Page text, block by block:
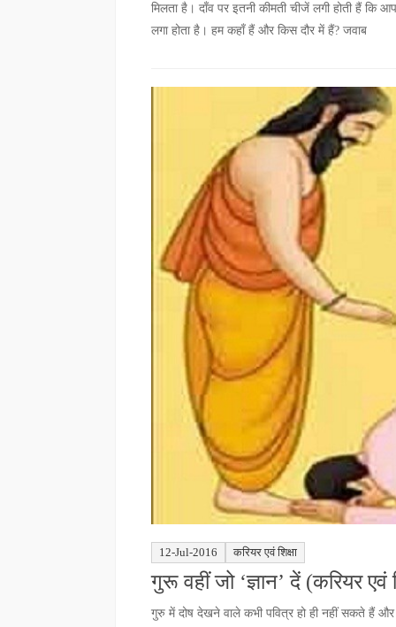
मिलता है। दाँव पर इतनी कीमती चीजें लगी होती हैं कि
लगा होता है। हम कहाँ हैं और किस दौर में हैं? जवाब
12-Jul-2016 करियर एवं शिक्षा
गुरू वहीं जो ‘ज्ञान’ दें (करियर एवं
गुरु में दोष देखने वाले कभी पवित्र हो ही नहीं सकते हैं और